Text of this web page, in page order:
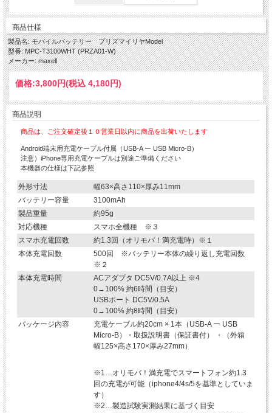
商品仕様
製品名: モバイルバッテリー プリズマイリヤModel
型番: MPC-T3100WHT (PRZA01-W)
メーカー: maxell
価格:3,800円(税込 4,180円)
商品説明
商品は、ご注文確定後１０営業日以内に商品を出荷いたします
Android端末用充電ケーブル付属（USB-A ー USB Micro-B）
注意）iPhone専用充電ケーブルは別途ご準備ください
本機器の仕様は下記参照
外形寸法
幅63×高さ110×厚み11mm
バッテリー容量
3100mAh
製品重量
約95g
対応機種
スマホ全機種 ※３
スマホ充電回数
約1.3回（オリモバ！満充電時）※１
本体充電回数
500回 ※バッテリー本体の繰り返し充電回数
※２
本体充電時間
ACアダプタ DC5V/0.7A以上 ※4
0→100% 約6時間（目安）
USBポート DC5V/0.5A
0→100% 約8時間（目安）
パッケージ内容
充電ケーブル約20cm × 1本（USB-A ー USB
Micro-B）・取扱説明書（保証書付） ・（外箱
幅125×高さ170×厚み27mm）
※1…オリモバ！満充電でスマートフォン約1.3
回の充電が可能（iphone4/4s/5を基準としていま
す）
※2…製造試験実測結果に基づく目安